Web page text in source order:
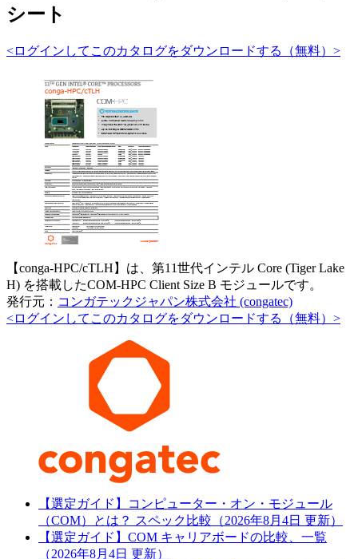
シート
<ログインしてこのカタログをダウンロードする（無料）>
【conga-HPC/cTLH】は、第11世代インテル Core (Tiger Lake
H) を搭載したCOM-HPC Client Size B モジュールです。
発行元： コンガテックジャパン株式会社 (congatec)
<ログインしてこのカタログをダウンロードする（無料）>
【選定ガイド】コンピューター・オン・モジュール
（COM）とは？ スペック比較（2026年8月4日 更新）
【選定ガイド】COM キャリアボードの比較、一覧
（2026年8月4日 更新）